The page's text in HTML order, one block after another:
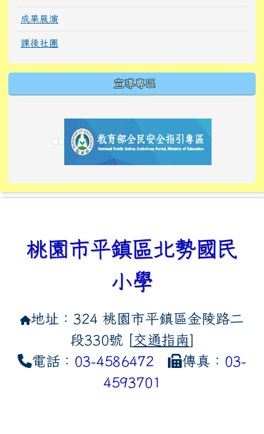
成果展演
課後社團
宣導專區
link to https://
link to https://10000.gov.tw/
link to https://
link to https://10000.gov.tw/
link to https://
link to https://
link to https://i.win.org.tw/
link to https://
link to https://
link to https://
link to https://
桃園市平鎮區北勢國民
小學
地址：324 桃園市平鎮區金陵路二
段330號 [交通指南]
電話： 03-4586472 傳真： 03-
4593701